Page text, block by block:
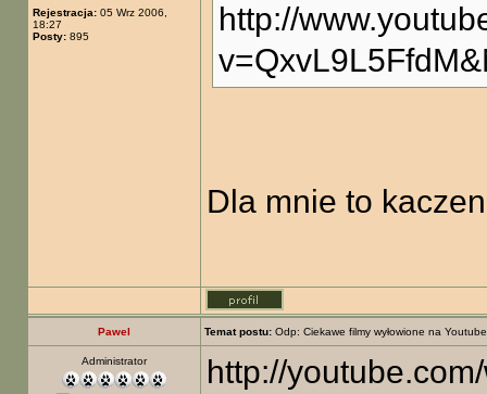
Rejestracja: 05 Wrz 2006,
18:27
Posty: 895
http://
Dla mnie to
Pawel Temat postu: Odp: Ciekawe filmy wyłowione na Youtube
Administrator
http://